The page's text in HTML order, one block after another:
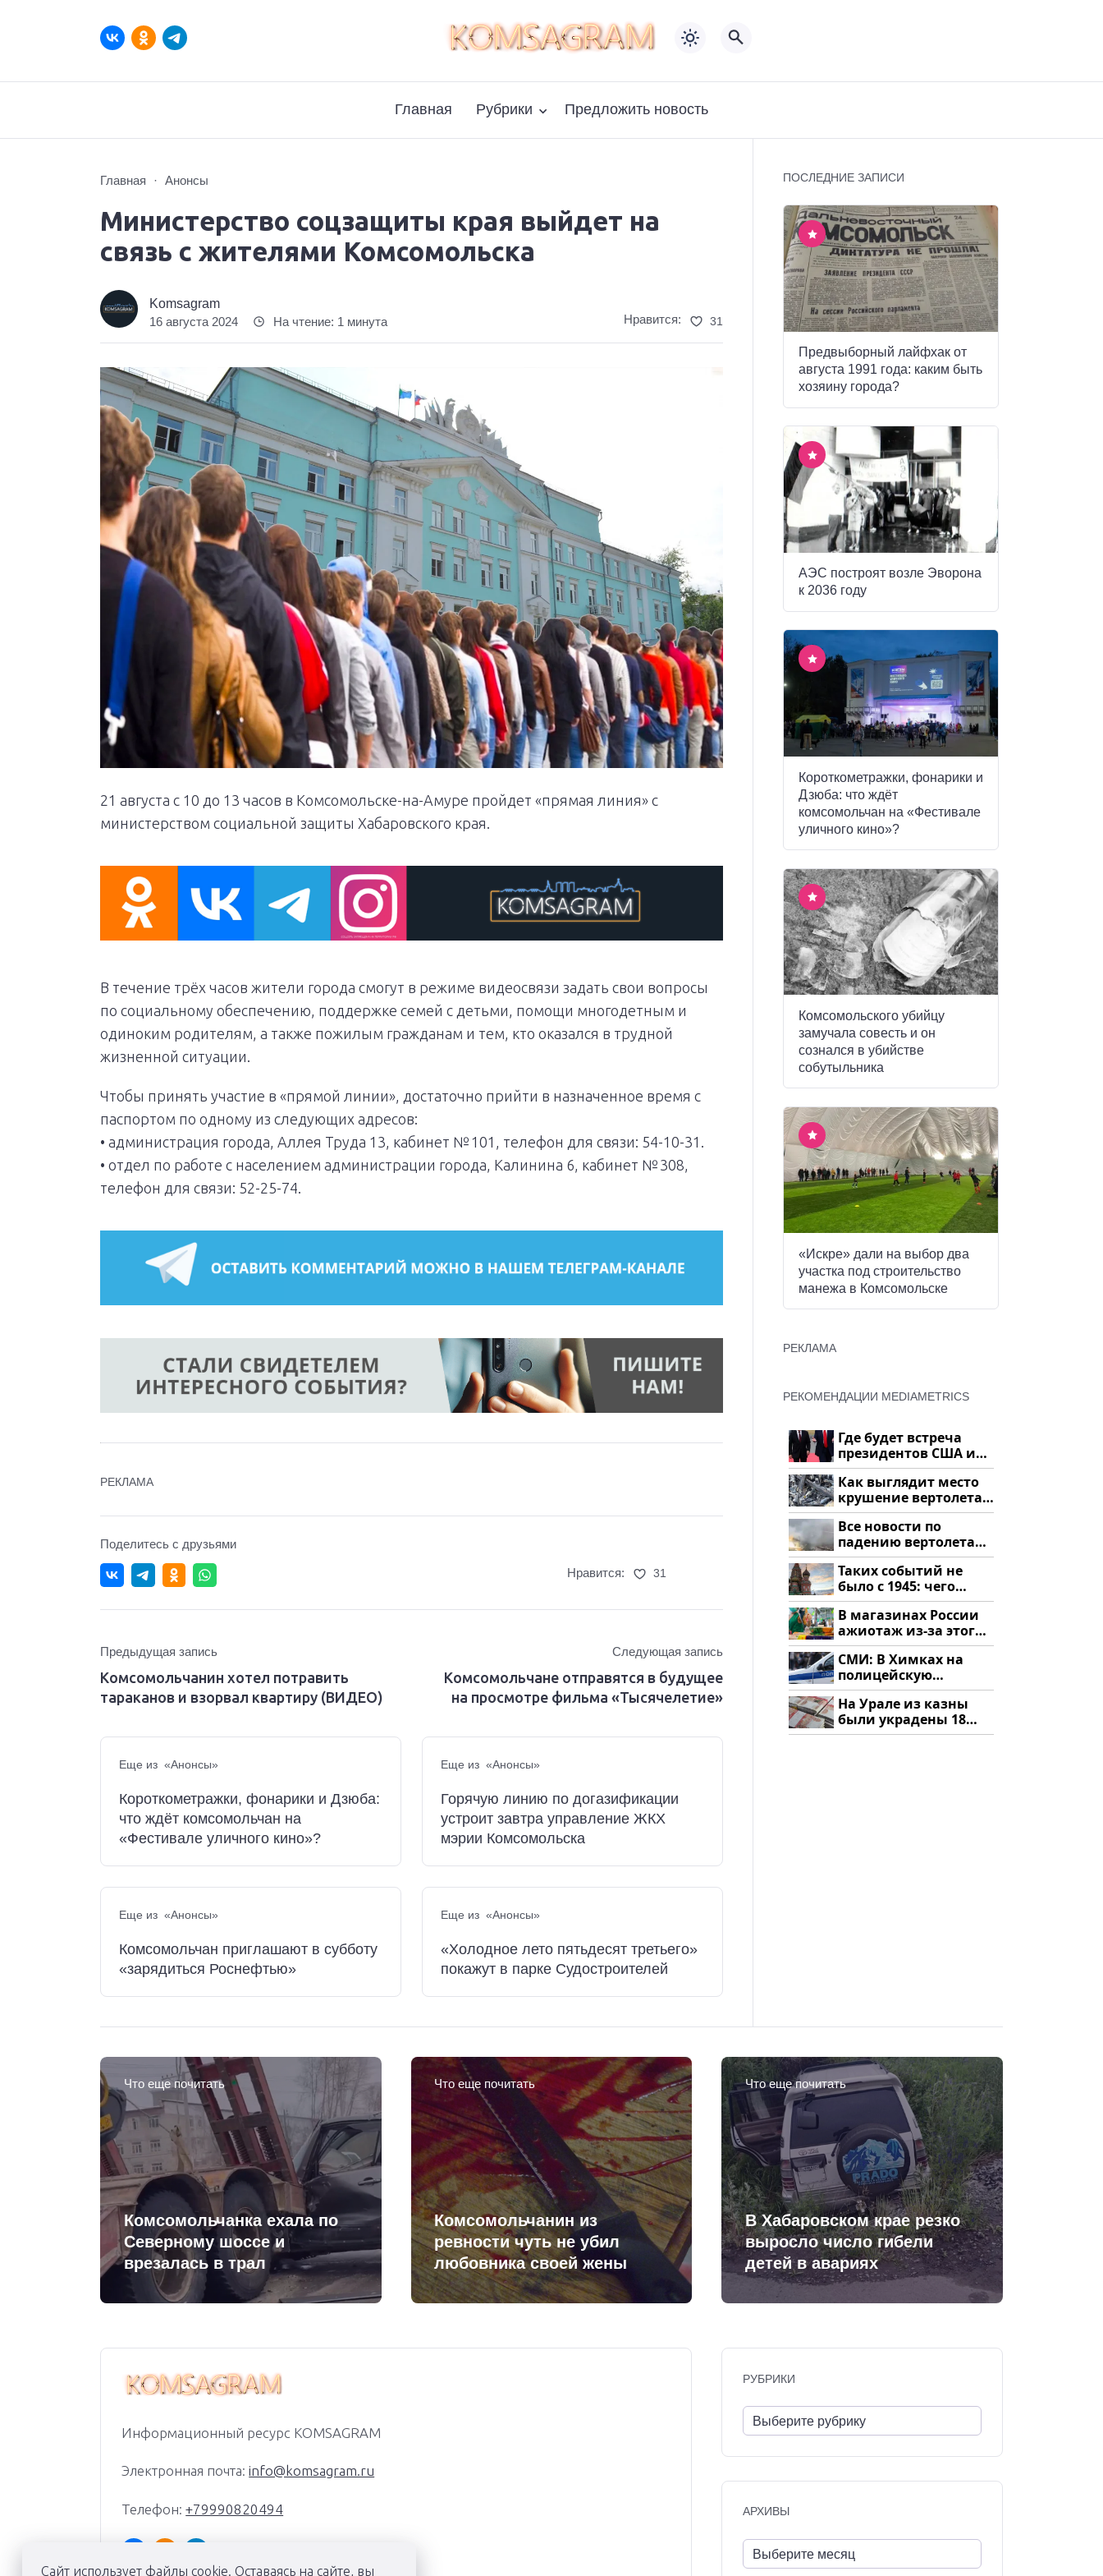
Главная Рубрики Предложить новость
Главная Анонсы
Министерство соцзащиты края выйдет на
связь с жителями Комсомольска
Komsagram
16 августа 2024 На чтение: 1 минута Нравится: 31
21 августа с 10 до 13 часов в Комсомольске-на-Амуре пройдет «прямая линия» с
министерством социальной защиты Хабаровского края.
В течение трёх часов жители города смогут в режиме видеосвязи задать свои вопросы
по социальному обеспечению, поддержке семей с детьми, помощи многодетным и
одиноким родителям, а также пожилым гражданам и тем, кто оказался в трудной
жизненной ситуации.
Чтобы принять участие в «прямой линии», достаточно прийти в назначенное время с
паспортом по одному из следующих адресов:
• администрация города, Аллея Труда 13, кабинет № 101, телефон для связи: 54-10-31.
• отдел по работе с населением администрации города, Калинина 6, кабинет № 308,
телефон для связи: 52-25-74.
РЕКЛАМА
Поделитесь с друзьями
Нравится: 31
Предыдущая запись
Комсомольчанин хотел потравить
тараканов и взорвал квартиру (ВИДЕО)
Следующая запись
Комсомольчане отправятся в будущее
на просмотре фильма «Тысячелетие»
Еще из «Анонсы»
Короткометражки, фонарики и Дзюба:
что ждёт комсомольчан на
«Фестивале уличного кино»?
Еще из «Анонсы»
Горячую линию по догазификации
устроит завтра управление ЖКХ
мэрии Комсомольска
Еще из «Анонсы»
Комсомольчан приглашают в субботу
«зарядиться Роснефтью»
Еще из «Анонсы»
«Холодное лето пятьдесят третьего»
покажут в парке Судостроителей
ПОСЛЕДНИЕ ЗАПИСИ
Предвыборный лайфхак от
августа 1991 года: каким быть
хозяину города?
АЭС построят возле Эворона
к 2036 году
Короткометражки, фонарики и
Дзюба: что ждёт
комсомольчан на «Фестивале
уличного кино»?
Комсомольского убийцу
замучала совесть и он
сознался в убийстве
собутыльника
«Искре» дали на выбор два
участка под строительство
манежа в Комсомольске
РЕКЛАМА
РЕКОМЕНДАЦИИ MEDIAMETRICS
Где будет встреча
президентов США и
России: Европа?
Как выглядит место
крушение вертолета
на Кавказе: смотреть
Все новости по
падению вертолета
на Кавказе: читать
здесь
Таких событий не
было с 1945: чего
ждать всем нам?
В магазинах России
ажиотаж из-за этого
продукта: что купить?
СМИ: В Химках на
полицейскую
машину напали и
подожгли.
На Урале из казны
были украдены 18
миллионов рублей
Что еще почитать
Комсомольчанка ехала по
Северному шоссе и
врезалась в трал
Что еще почитать
Комсомольчанин из
ревности чуть не убил
любовника своей жены
Что еще почитать
В Хабаровском крае резко
выросло число гибели
детей в авариях
Информационный ресурс KOMSAGRAM
Электронная почта:info@komsagram.ru
Телефон:+79990820494
РУБРИКИ
АРХИВЫ
Сайт использует файлы cookie. Оставаясь на сайте, вы